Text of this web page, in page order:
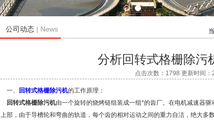
公司动态 | News
分析回转式格栅除污
点击次数：1798 更新时间
一、 回转式格栅除污机的工作原理：
回转式格栅除污机由一个旋转的烧烤链组装成一组*的齿厂。在电机减速器
上部，由于导槽轮和弯曲的轨道，每个齿的相对运动之间的重力自洁，绝大多